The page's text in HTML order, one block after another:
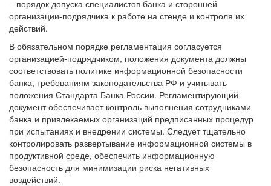
− порядок допуска специалистов банка и сторонней
организации-подрядчика к работе на стенде и контроля их
действий.
В обязательном порядке регламентация согласуется
организацией-подрядчиком, положения документа должны
соответствовать политике информационной безопасности
банка, требованиям законодательства РФ и учитывать
положения Стандарта Банка России. Регламентирующий
документ обеспечивает контроль выполнения сотрудниками
банка и привлекаемых организаций предписанных процедур
при испытаниях и внедрении системы. Следует тщательно
контролировать развертывание информационной системы в
продуктивной среде, обеспечить информационную
безопасность для минимизации риска негативных
воздействий.